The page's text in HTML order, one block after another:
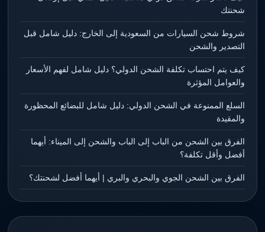
شحنتك
شروط شحن السيارات من السعودية إلى الخارج: دليل شامل قبل
التصدير والشحن
كيف يتم احتساب تكلفة الشحن الدولي؟ دليل شامل لفهم الأسعار
والعوامل المؤثرة
السلع الممنوعة في الشحن الدولي: دليل شامل للبضائع المحظورة
والمقيدة
الفرق بين الشحن من الباب إلى الباب والشحن إلى الميناء: أيهما
أفضل وأقل تكلفة؟
الفرق بين الشحن الجوي والبحري والبري | أيهما أفضل لشحنتك؟